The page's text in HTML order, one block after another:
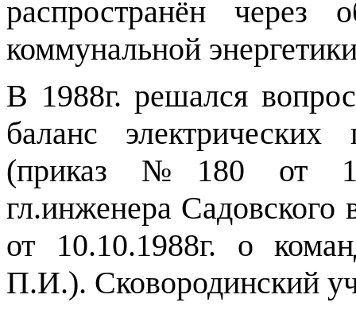
распространён через
коммунальной
В 1988г. решался
баланс
(приказ №180 от
гл.инженера
от 10.10.1988г. о
П.И.). Сковородинский